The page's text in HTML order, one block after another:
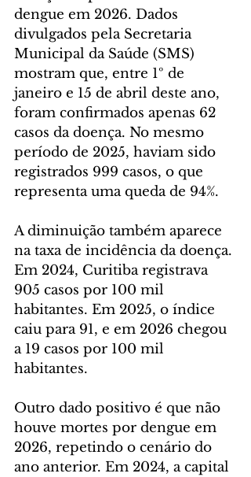
dengue em 2026. Dados
divulgados pela Secretaria
Municipal da Saúde (SMS)
mostram que, entre 1º de
janeiro e 15 de abril deste ano,
foram confirmados apenas 62
casos da doença. No mesmo
período de 2025, haviam sido
registrados 999 casos, o que
representa uma queda de 94%.
A diminuição também aparece
na taxa de incidência da doença.
Em 2024, Curitiba registrava
905 casos por 100 mil
habitantes. Em 2025, o índice
caiu para 91, e em 2026 chegou
a 19 casos por 100 mil
habitantes.
Outro dado positivo é que não
houve mortes por dengue em
2026, repetindo o cenário do
ano anterior. Em 2024, a capital